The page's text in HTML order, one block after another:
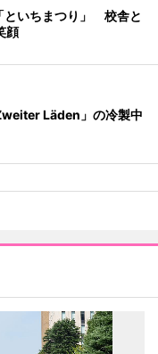
といちまつり」 校舎と
顔
Läden」の冷製中